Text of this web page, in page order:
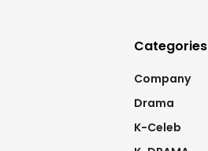
Categories
Company
Drama
K-Celeb